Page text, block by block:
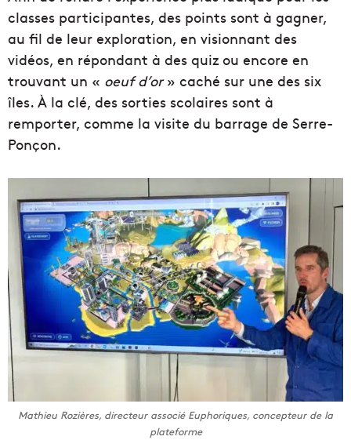
classes participantes, des points sont à gagner,
au fil de leur exploration, en visionnant des
vidéos, en répondant à des quiz ou encore en
trouvant un « oeuf d’or» caché sur une des six
îles. À la clé, des sorties scolaires sont à
remporter, comme la visite du barrage de Serre-
Ponçon.
Mathieu Rozières, directeur associé Euphoriques, concepteur de la
plateforme